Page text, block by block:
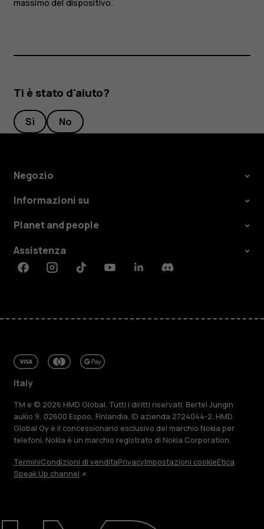
Ripara, riutilizza, ricicla
massimo del dispositivo.
Ti è stato d'aiuto?
Sì No
Negozio
Informazioni su
Planet and people
Assistenza
FacebookInstagramTiktokYoutubeLinkedinDiscord
Italy
TM e © 2026 HMD Global. Tutti i diritti riservati. Bertel Jungin
aukio 9, 02600 Espoo, Finlandia. ID azienda 2724044-2. HMD
Global Oy è il concessionario esclusivo del marchio Nokia per
telefoni. Nokia è un marchio registrato di Nokia Corporation.
TerminiCondizioni di venditaPrivacyImpostazioni cookieEtica
Speak Up channel